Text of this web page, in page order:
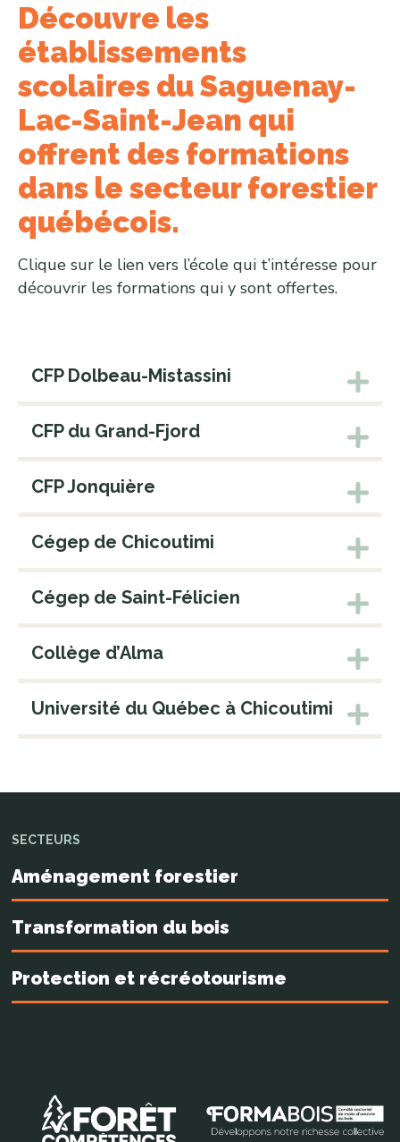
Découvre les
établissements
scolaires du Saguenay-
Lac-Saint-Jean qui
offrent des formations
dans le secteur forestier
québécois.
Clique sur le lien vers l’école qui t’intéresse pour
découvrir les formations qui y sont offertes.
CFP Dolbeau-Mistassini
CFP du Grand-Fjord
CFP Jonquière
Cégep de Chicoutimi
Cégep de Saint-Félicien
Collège d’Alma
Université du Québec à Chicoutimi
SECTEURS
Aménagement forestier
Transformation du bois
Protection et récréotourisme